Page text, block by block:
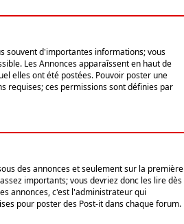
souvent d'importantes informations; vous
Les Annonces apparaîssent en haut de
elles ont été postées. Pouvoir poster une
requises; ces permissions sont définies par
des annonces et seulement sur la première
importants; vous devriez donc les lire dès
annonces, c'est l'administrateur qui
pour poster des Post-it dans chaque forum.